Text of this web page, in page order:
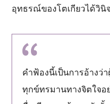
อุทธรณ์ของโตเกียวได้วินิ
คำฟ้องนี้เป็นการอ้างว่
ทุกข์ทรมานทางจิตใจอ